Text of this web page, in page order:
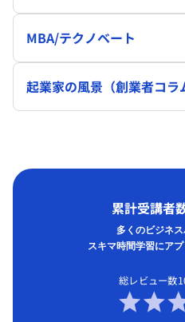
MBA/テクノベート
起業家の風景（創業者コラ
累計受講者
多くのビジネス
スキマ時間学習にア
総レビュー数